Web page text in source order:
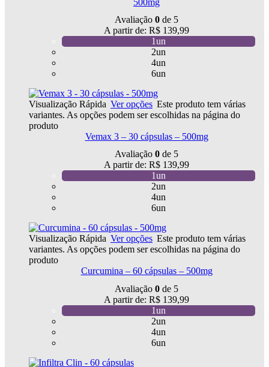
500mg
Avaliação 0 de 5
A partir de: R$ 139,99
1un
2un
4un
6un
Visualização Rápida Ver opções Este produto tem várias
variantes. As opções podem ser escolhidas na página do
produto
Vemax 3 – 30 cápsulas – 500mg
Avaliação 0 de 5
A partir de: R$ 139,99
1un
2un
4un
6un
Visualização Rápida Ver opções Este produto tem várias
variantes. As opções podem ser escolhidas na página do
produto
Curcumina – 60 cápsulas – 500mg
Avaliação 0 de 5
A partir de: R$ 139,99
1un
2un
4un
6un